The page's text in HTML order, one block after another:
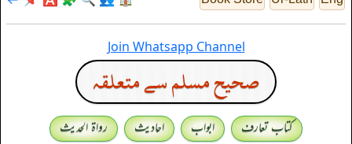
Join Whatsapp Channel
صحيح مسلم سے متعلقہ
کتاب تعارف ابواب احادیث
رواۃ الحدیث